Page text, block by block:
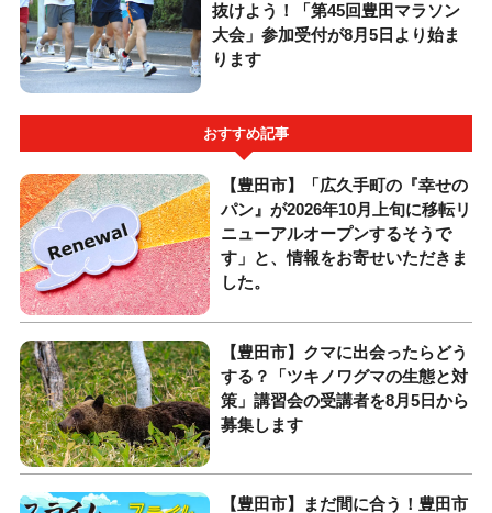
抜けよう！「第45回豊田マラソン
大会」参加受付が8月5日より始ま
ります
おすすめ記事
【豊田市】「広久手町の『幸せの
パン』が2026年10月上旬に移転リ
ニューアルオープンするそうで
す」と、情報をお寄せいただきま
した。
【豊田市】クマに出会ったらどう
する？「ツキノワグマの生態と対
策」講習会の受講者を8月5日から
募集します
【豊田市】まだ間に合う！豊田市